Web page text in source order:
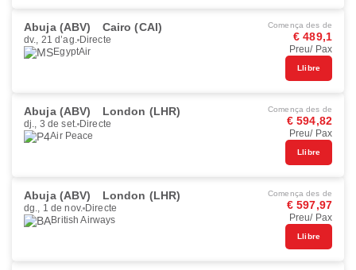
Abuja (ABV) Cairo (CAI)
dv., 21 d’ag. Directe
EgyptAir
Comença des de
€ 489,1
Preu/ Pax
Llibre
Abuja (ABV) London (LHR)
dj., 3 de set. Directe
Air Peace
Comença des de
€ 594,82
Preu/ Pax
Llibre
Abuja (ABV) London (LHR)
dg., 1 de nov. Directe
British Airways
Comença des de
€ 597,97
Preu/ Pax
Llibre